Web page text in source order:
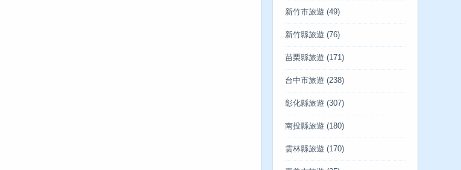
新竹市旅遊 (49)
新竹縣旅遊 (76)
苗栗縣旅遊 (171)
台中市旅遊 (238)
彰化縣旅遊 (307)
南投縣旅遊 (180)
雲林縣旅遊 (170)